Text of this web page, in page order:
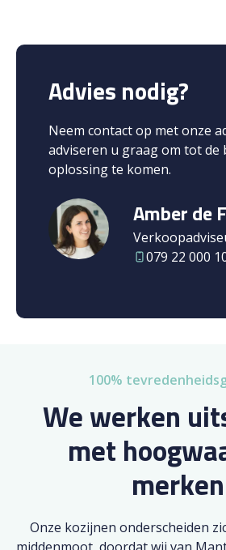
Advies nodig?
Neem contact op met onze
adviseren u graag om tot de
oplossing te komen.
Amber de
079 22 000
100%
We werken
met
merken
Onze kozijnen onderscheiden